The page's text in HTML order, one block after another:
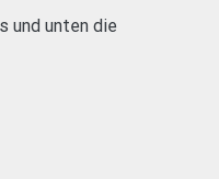
und unten die